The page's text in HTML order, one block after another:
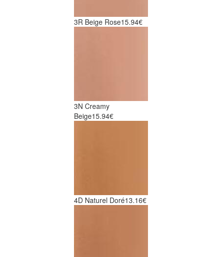
3R Beige Rose15.94€
3N Creamy
Beige15.94€
4D Naturel Doré13.16€